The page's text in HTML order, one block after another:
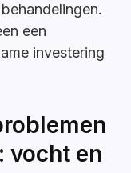
een
investering
vocht en